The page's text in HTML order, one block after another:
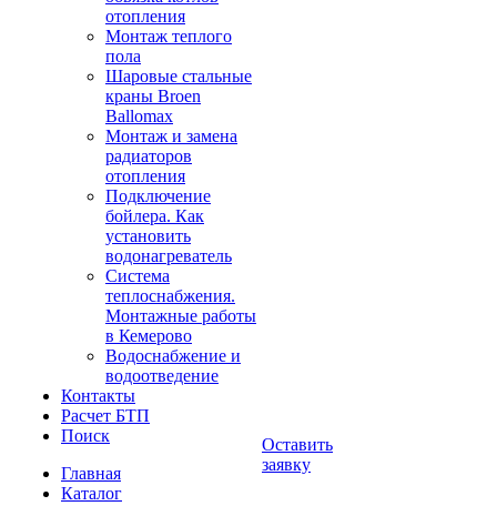
отопления
Монтаж теплого
пола
Шаровые стальные
краны Broen
Ballomax
Монтаж и замена
радиаторов
отопления
Подключение
бойлера. Как
установить
водонагреватель
Система
теплоснабжения.
Монтажные работы
в Кемерово
Водоснабжение и
водоотведение
Контакты
Расчет БТП
Поиск
Главная
Каталог
Оставить
заявку